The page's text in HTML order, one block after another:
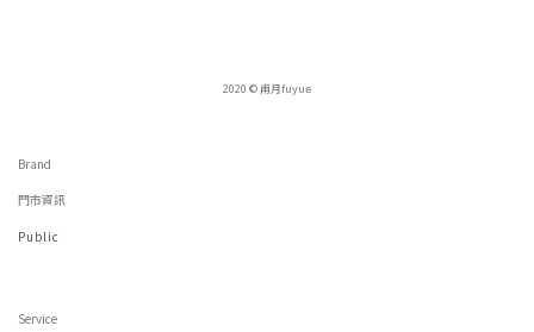
2020 © 甫月fuyue
Brand
門市資訊
Public
Service